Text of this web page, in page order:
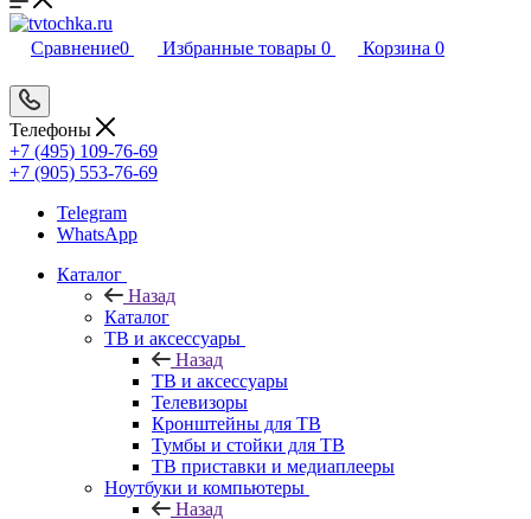
Сравнение0 Избранные товары 0 Корзина 0
Телефоны
+7 (495) 109-76-69
+7 (905) 553-76-69
Telegram
WhatsApp
Каталог
Назад
Каталог
ТВ и аксессуары
Назад
ТВ и аксессуары
Телевизоры
Кронштейны для ТВ
Тумбы и стойки для ТВ
ТВ приставки и медиаплееры
Ноутбуки и компьютеры
Назад